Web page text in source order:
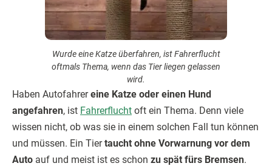
Wurde eine Katze überfahren, ist Fahrerflucht
oftmals Thema, wenn das Tier liegen gelassen
wird.
Haben Autofahrereine Katze oder einen Hund
angefahren, ist Fahrerflucht oft ein Thema. Denn viele
wissen nicht, ob was sie in einem solchen Fall tun können
und müssen. Ein Tiertaucht ohne Vorwarnung vor dem
Auto auf und meist ist es schon zu spät fürs Bremsen.